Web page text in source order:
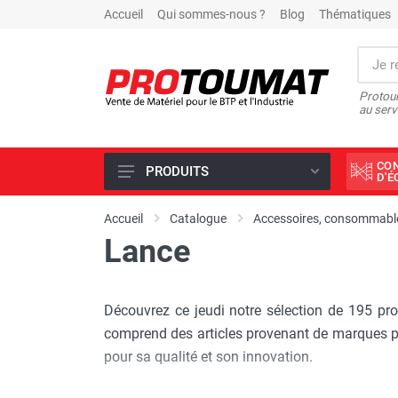
Accueil Qui sommes-nous ? Blog Thématiques
au
PROMOTIONS D'USINE
TRAVAIL DU BÉTON
MALAXEUR
PRODUITS
Accueil Catalogue Accessoires,
Lance
Découvrez ce jeudi notre sélection de 195
comprend des articles provenant de marques
pour sa qualité et son innovation.